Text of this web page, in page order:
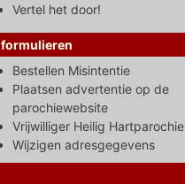
Vertel het door!
formulieren
Bestellen Misintentie
Plaatsen advertentie op de
parochiewebsite
Vrijwilliger Heilig Hartparochie
Wijzigen adresgegevens